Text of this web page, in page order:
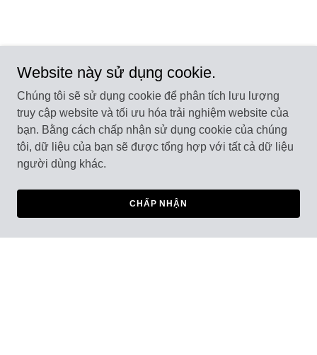
Website này sử dụng cookie.
Chúng tôi sẽ sử dụng cookie để phân tích lưu lượng
truy cập website và tối ưu hóa trải nghiệm website của
bạn. Bằng cách chấp nhận sử dụng cookie của chúng
tôi, dữ liệu của bạn sẽ được tổng hợp với tất cả dữ liệu
người dùng khác.
CHẤP NHẬN